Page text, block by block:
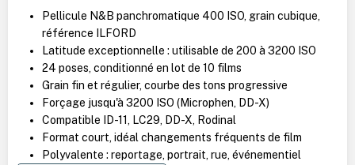
Pellicule N&B panchromatique 400 ISO, grain cubique,
référence ILFORD
Latitude exceptionnelle : utilisable de 200 à 3200 ISO
24 poses, conditionné en lot de 10 films
Grain fin et régulier, courbe des tons progressive
Forçage jusqu'à 3200 ISO (Microphen, DD-X)
Compatible ID-11, LC29, DD-X, Rodinal
Format court, idéal changements fréquents de film
Polyvalente : reportage, portrait, rue, événementiel